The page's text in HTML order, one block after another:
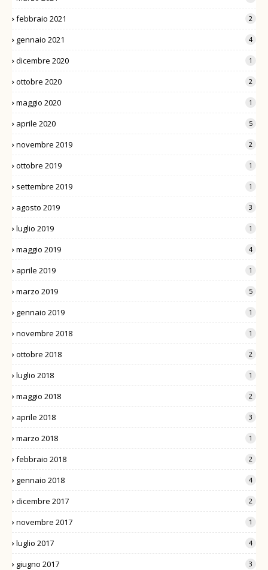
febbraio 2021 2
gennaio 2021 4
dicembre 2020 1
ottobre 2020 2
maggio 2020 1
aprile 2020 5
novembre 2019 2
ottobre 2019 1
settembre 2019 1
agosto 2019 3
luglio 2019 1
maggio 2019 4
aprile 2019 1
marzo 2019 5
gennaio 2019 1
novembre 2018 1
ottobre 2018 2
luglio 2018 1
maggio 2018 2
aprile 2018 3
marzo 2018 1
febbraio 2018 2
gennaio 2018 4
dicembre 2017 2
novembre 2017 1
luglio 2017 4
giugno 2017 3